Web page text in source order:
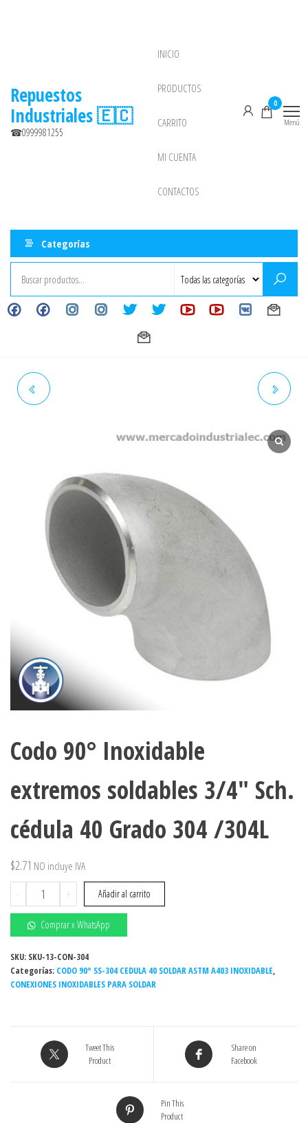
Repuestos
Industriales 🇪🇨
☎0999981255
INICIO
PRODUCTOS
CARRITO
MI CUENTA
CONTACTOS
0
Menú
Categorías
/304L
Codo 90° Inoxidable
extremos soldables 3/4″ Sch.
cédula 40 Grado 304 /304L
$2.71 NO incluye IVA
-
Codo
90°
Inoxidable
extremos
soldables
3/4"
Sch.
Grado
/304L
+ Añadir al carrito
Comprar x WhatsApp
SKU: SKU-13-CON-304
Categorías: CODO 90° SS-304 CEDULA 40 SOLDAR ASTM A403 INOXIDABLE,
CONEXIONES INOXIDABLES PARA SOLDAR
Tweet This
Product
Share on
Facebook
Pin This
Product